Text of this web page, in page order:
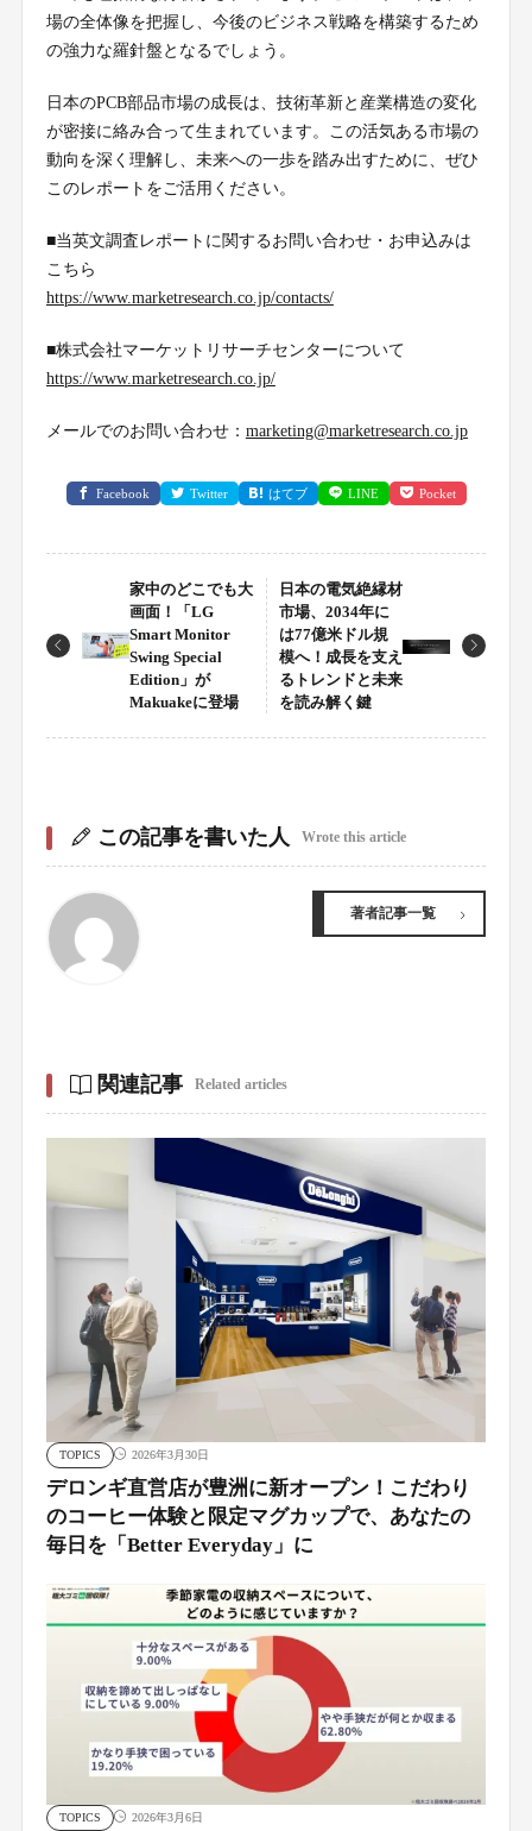
場の全体像を把握し、今後のビジネス戦略を構築するため
の強力な羅針盤となるでしょう。
日本のPCB部品市場の成長は、技術革新と産業構造の変化
が密接に絡み合って生まれています。この活気ある市場の
動向を深く理解し、未来への一歩を踏み出すために、ぜひ
このレポートをご活用ください。
■当英文調査レポートに関するお問い合わせ・お申込みは
こちら
https://www.marketresearch.co.jp/contacts/
■株式会社マーケットリサーチセンターについて
https://www.marketresearch.co.jp/
メールでのお問い合わせ： marketing@marketresearch.co.jp
Facebook Twitter はてブ LINE Pocket
家中のどこでも大
画面！「LG
Smart Monitor
Swing Special
Edition」が
Makuakeに登場
日本の電気絶縁材
市場、2034年に
は77億米ドル規
模へ！成長を支え
るトレンドと未来
を読み解く鍵
この記事を書いた人 Wrote this article
著者記事一覧
関連記事 Related articles
TOPICS 2026年3月30日
デロンギ直営店が豊洲に新オープン！こだわり
のコーヒー体験と限定マグカップで、あなたの
毎日を「Better Everyday」に
TOPICS 2026年3月6日